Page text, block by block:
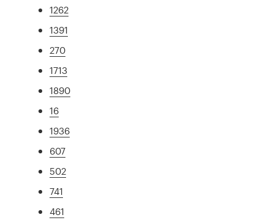
1262
1391
270
1713
1890
16
1936
607
502
741
461